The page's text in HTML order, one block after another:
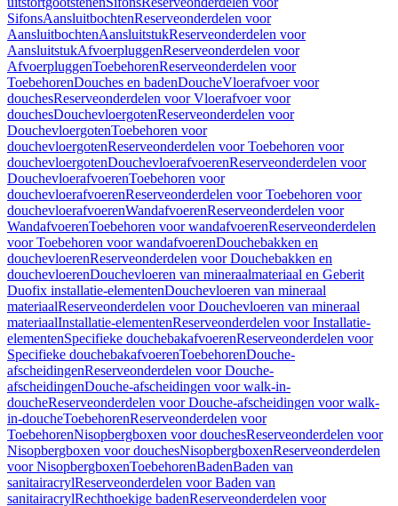
SifonsAansluitbochtenReserveonderdelen voor
AansluitbochtenAansluitstukReserveonderdelen voor
AansluitstukAfvoerpluggenReserveonderdelen voor
AfvoerpluggenToebehorenReserveonderdelen voor
ToebehorenDouches en badenDoucheVloerafvoer voor
douchesReserveonderdelen voor Vloerafvoer voor
douchesDouchevloergotenReserveonderdelen voor
DouchevloergotenToebehoren voor
douchevloergotenReserveonderdelen voor Toebehoren voor
douchevloergotenDouchevloerafvoerenReserveonderdelen voor
DouchevloerafvoerenToebehoren voor
douchevloerafvoerenReserveonderdelen voor Toebehoren voor
douchevloerafvoerenWandafvoerenReserveonderdelen voor
WandafvoerenToebehoren voor wandafvoerenReserveonderdelen
voor Toebehoren voor wandafvoerenDouchebakken en
douchevloerenReserveonderdelen voor Douchebakken en
douchevloerenDouchevloeren van mineraalmateriaal en Geberit
Duofix installatie-elementenDouchevloeren van mineraal
materiaalReserveonderdelen voor Douchevloeren van mineraal
materiaalInstallatie-elementenReserveonderdelen voor Installatie-
elementenSpecifieke douchebakafvoerenReserveonderdelen voor
Specifieke douchebakafvoerenToebehorenDouche-
afscheidingenReserveonderdelen voor Douche-
afscheidingenDouche-afscheidingen voor walk-in-
doucheReserveonderdelen voor Douche-afscheidingen voor walk-
in-doucheToebehorenReserveonderdelen voor
ToebehorenNisopbergboxen voor douchesReserveonderdelen voor
Nisopbergboxen voor douchesNisopbergboxenReserveonderdelen
voor NisopbergboxenToebehorenBadenBaden van
sanitairacrylReserveonderdelen voor Baden van
sanitairacrylRechthoekige badenReserveonderdelen voor